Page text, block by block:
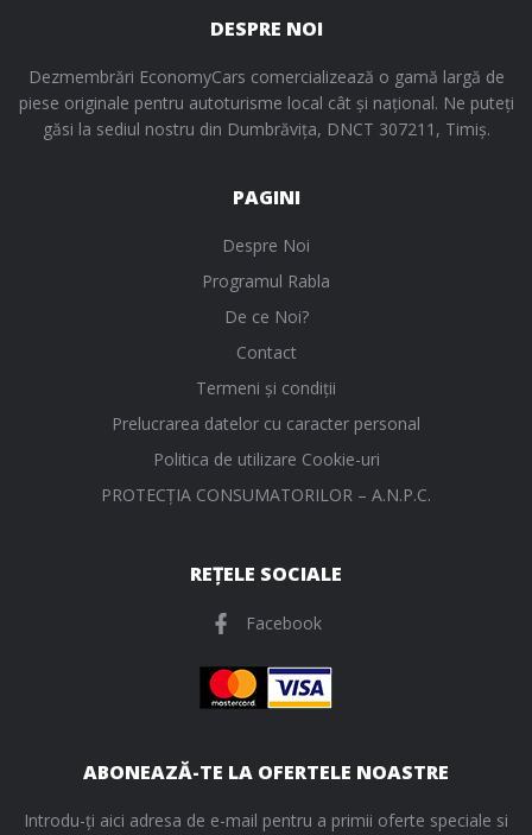
DESPRE NOI
Dezmembrări EconomyCars comercializează o gamă largă de
piese originale pentru autoturisme local cât și național. Ne puteți
găsi la sediul nostru din Dumbrăvița, DNCT 307211, Timiș.
PAGINI
Despre Noi
Programul Rabla
De ce Noi?
Contact
Termeni și condiții
Prelucrarea datelor cu caracter personal
Politica de utilizare Cookie-uri
PROTECŢIA CONSUMATORILOR – A.N.P.C.
REȚELE SOCIALE
Facebook
ABONEAZĂ-TE LA OFERTELE NOASTRE
Introdu-ți aici adresa de e-mail pentru a primii oferte speciale si